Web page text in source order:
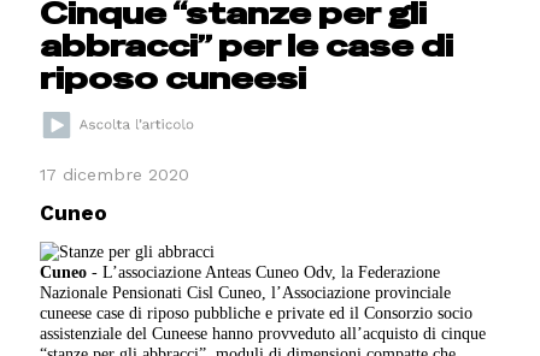
Cinque “stanze per gli
abbracci” per le case di
riposo cuneesi
17 dicembre 2020
Cuneo
Cuneo - L’associazione Anteas Cuneo Odv, la Federazione
Nazionale Pensionati Cisl Cuneo, l’Associazione provinciale
cuneese case di riposo pubbliche e private ed il Consorzio socio
assistenziale del Cuneese hanno provveduto all’acquisto di cinque